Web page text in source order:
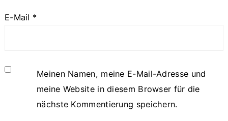
E-Mail *
Meinen Namen, meine E-Mail-Adresse und
meine Website in diesem Browser für die
nächste Kommentierung speichern.